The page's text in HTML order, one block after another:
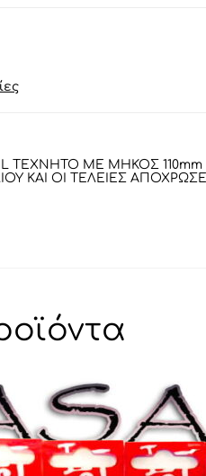
ΤΕΧΝΗΤΟ ΜΕ ΜΗΚΟΣ
ΚΑΙ ΟΙ ΤΕΛΕΙΕΣ